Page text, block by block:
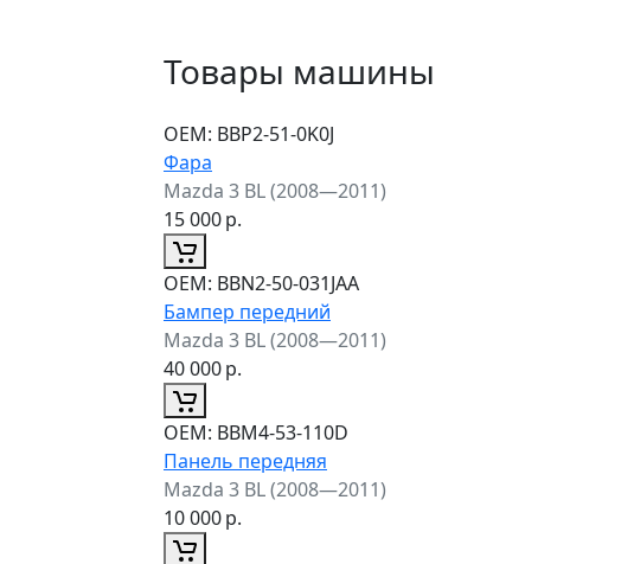
Товары машины
ОЕМ: BBP2-51-0K0J
Фара
Mazda 3 BL (2008—2011)
15 000р.
ОЕМ: BBN2-50-031JAA
Бампер передний
Mazda 3 BL (2008—2011)
40 000р.
ОЕМ: BBM4-53-110D
Панель передняя
Mazda 3 BL (2008—2011)
10 000р.